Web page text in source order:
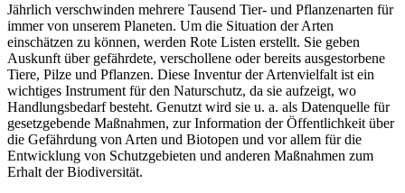
Jährlich verschwinden mehrere Tausend Tier- und Pflanzenarten für
immer von unserem Planeten. Um die Situation der Arten
einschätzen zu können, werden Rote Listen erstellt. Sie geben
Auskunft über gefährdete, verschollene oder bereits ausgestorbene
Tiere, Pilze und Pflanzen. Diese Inventur der Artenvielfalt ist ein
wichtiges Instrument für den Naturschutz, da sie aufzeigt, wo
Handlungsbedarf besteht. Genutzt wird sie u. a. als Datenquelle für
gesetzgebende Maßnahmen, zur Information der Öffentlichkeit über
die Gefährdung von Arten und Biotopen und vor allem für die
Entwicklung von Schutzgebieten und anderen Maßnahmen zum
Erhalt der Biodiversität.